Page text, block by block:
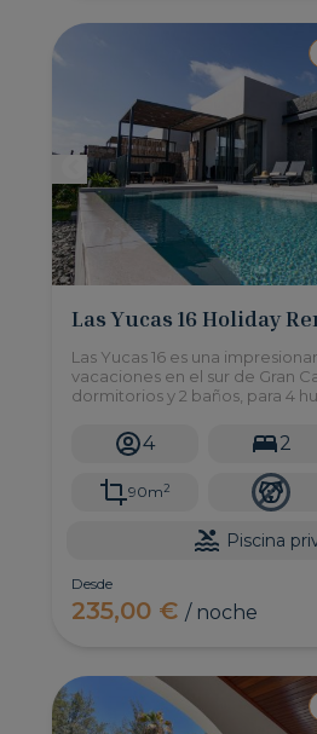
Las Yucas 16 Holiday
Las Yucas 16 es una
vacaciones en el sur de Gran
dormitorios y 2 baños, para 4
4 2
90m2
Piscina
Desde
235,00 €/ noche